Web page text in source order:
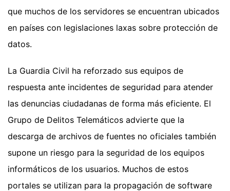
que muchos de los servidores se encuentran ubicados
en países con legislaciones laxas sobre protección de
datos.
La Guardia Civil ha reforzado sus equipos de
respuesta ante incidentes de seguridad para atender
las denuncias ciudadanas de forma más eficiente. El
Grupo de Delitos Telemáticos advierte que la
descarga de archivos de fuentes no oficiales también
supone un riesgo para la seguridad de los equipos
informáticos de los usuarios. Muchos de estos
portales se utilizan para la propagación de software